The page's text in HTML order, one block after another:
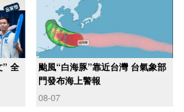
” 全
颱風“白海豚”靠近台灣 台氣象部
門發布海上警報
08-07